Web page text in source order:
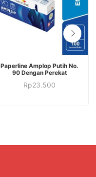
Paperline Amplop Putih No.
90 Dengan Perekat
Rp23.500